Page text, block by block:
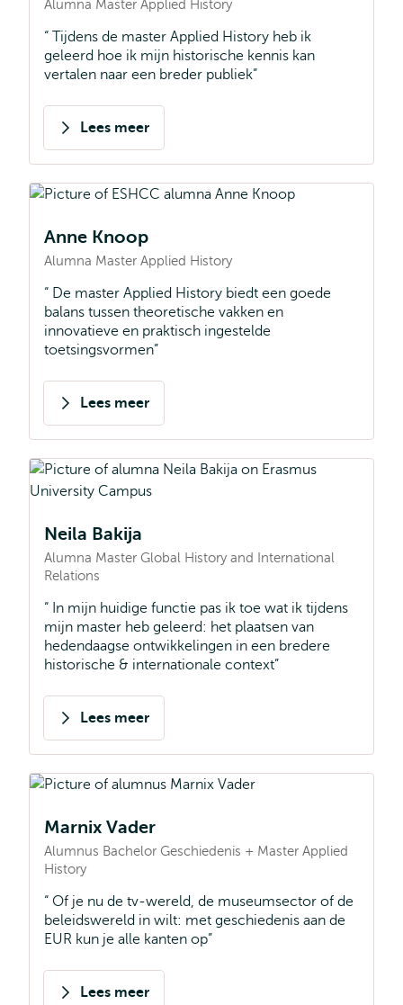
Alumna Master Applied History
Tijdens de master Applied History heb ik
geleerd hoe ik mijn historische kennis kan
vertalen naar een breder publiek
Lees meer
over
Dermaux
Anne Knoop
Alumna Master Applied History
De master Applied History biedt een goede
balans tussen theoretische vakken en
innovatieve en praktisch ingestelde
toetsingsvormen
Lees meer
over
Knoop
Neila Bakija
Alumna Master Global History and International
Relations
In mijn huidige functie pas ik toe wat ik tijdens
mijn master heb geleerd: het plaatsen van
hedendaagse ontwikkelingen in een bredere
historische & internationale context
Lees meer
over
Bakija
Marnix Vader
Alumnus Bachelor Geschiedenis + Master Applied
History
Of je nu de tv-wereld, de museumsector of de
beleidswereld in wilt: met geschiedenis aan de
EUR kun je alle kanten op
Lees meer